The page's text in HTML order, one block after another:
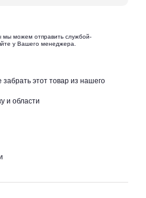
мы можем отправить службой-
у Вашего менеджера.
этот товар из нашего
и области